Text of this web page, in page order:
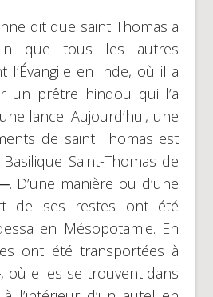
dit que saint Thomas a
que tous les autres
l’Évangile en Inde, où il a
un prêtre hindou qui l’a
lance. Aujourd’hui, une
de saint Thomas est
Saint-Thomas de
D’une manière ou d’une
de ses restes ont été
en Mésopotamie. En
ont été transportées à
où elles se trouvent dans